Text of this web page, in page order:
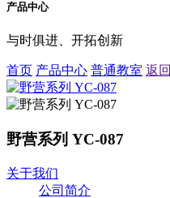
产品中心
与时俱进、开拓创新
首页 产品中心 普通教室 返回
野营系列 YC-087
关于我们
公司简介